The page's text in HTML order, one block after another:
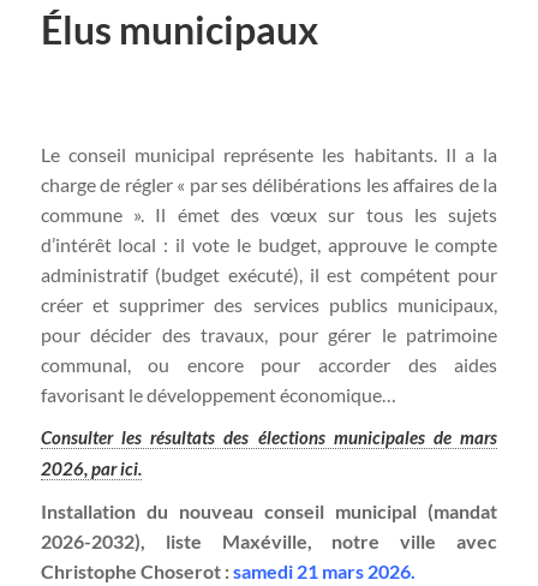
Élus municipaux
Le conseil municipal représente les habitants. Il a la
charge de régler « par ses délibérations les affaires de la
commune ». Il émet des vœux sur tous les sujets
d’intérêt local : il vote le budget, approuve le compte
administratif (budget exécuté), il est compétent pour
créer et supprimer des services publics municipaux,
pour décider des travaux, pour gérer le patrimoine
communal, ou encore pour accorder des aides
favorisant le développement économique…
Consulter les résultats des élections municipales de mars
2026, par ici.
Installation du nouveau conseil municipal (mandat
2026-2032), liste Maxéville, notre ville avec
Christophe Choserot :samedi 21 mars 2026.